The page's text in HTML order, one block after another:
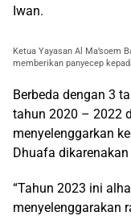
Iwan.
Ketua Yayasan Al Ma’soem
memberikan panyecep
Berbeda dengan 3
tahun 2020 – 2022
menyelenggarkan
Dhuafa
“Tahun 2023 ini
menyelenggarakan